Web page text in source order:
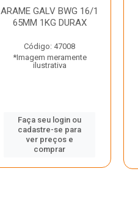
ARAME GALV BWG 16/1
65MM 1KG DURAX
Código: 47008
*Imagem meramente
ilustrativa
Faça seu login ou
cadastre-se para
ver preços e
comprar